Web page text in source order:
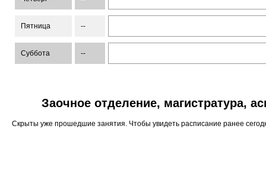
Пятница --
Суббота --
Заочное отделение, магистратура,
Скрыты уже прошедшие занятия. Чтобы увидеть расписание ранее